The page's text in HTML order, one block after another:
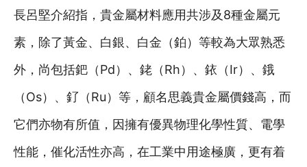
長呂堅介紹指，貴金屬材料應用共涉及8種金屬元
素，除了黃金、白銀、白金（鉑）等較為大眾熟悉
外，尚包括鈀（Pd）、銠（Rh）、銥（Ir）、鋨
（Os）、釕（Ru）等，顧名思義貴金屬價錢高，而
它們亦物有所值，因擁有優異物理化學性質、電學
性能，催化活性亦高，在工業中用途極廣，更有着